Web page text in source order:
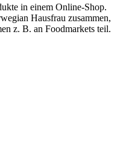
in einem Online-Shop.
Hausfrau zusammen,
z. B. an Foodmarkets teil.